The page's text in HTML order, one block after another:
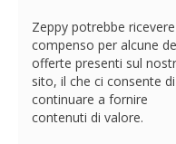
Zeppy potrebbe
compenso per alcune
offerte presenti sul
sito, il che ci consente di
continuare a fornire
contenuti di valore.